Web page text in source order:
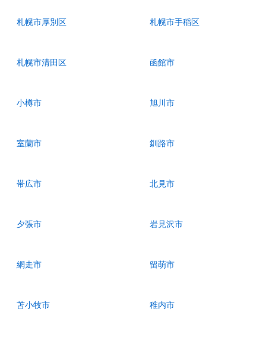
札幌市厚別区 札幌市手稲区
札幌市清田区 函館市
小樽市 旭川市
室蘭市 釧路市
帯広市 北見市
夕張市 岩見沢市
網走市 留萌市
苫小牧市 稚内市